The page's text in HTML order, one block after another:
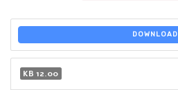
DOWNLOAD
12.00 KB